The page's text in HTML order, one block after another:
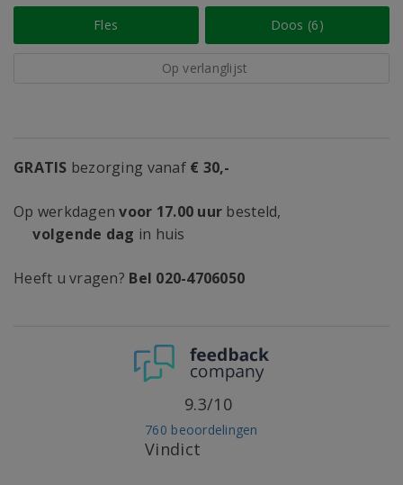
Fles Doos (6)
Op verlanglijst
GRATIS bezorging vanaf € 30,-
Op werkdagenvoor 17.00 uur besteld,
volgende dag in huis
Heeft u vragen? Bel 020-4706050
Vindict
760 beoordelingen
9.3/10